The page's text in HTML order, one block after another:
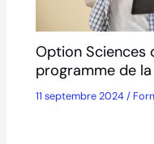
Option Sciences
programme de
11 septembre 2024/